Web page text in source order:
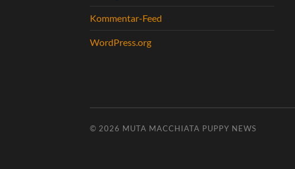
Kommentar-Feed
WordPress.org
© 2026 MUTA MACCHIATA PUPPY NEWS